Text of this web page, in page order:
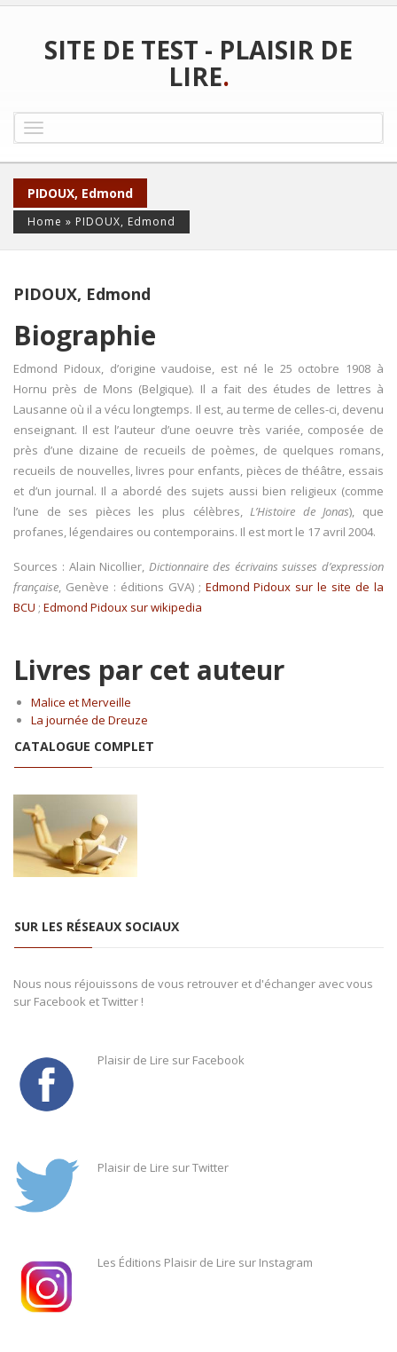
SITE DE TEST - PLAISIR DE
LIRE.
navigation
PIDOUX, Edmond
Home » PIDOUX, Edmond
PIDOUX, Edmond
Biographie
Edmond Pidoux, d’origine vaudoise, est né le 25 octobre 1908 à
Hornu près de Mons (Belgique). Il a fait des études de lettres à
Lausanne où il a vécu longtemps. Il est, au terme de celles-ci, devenu
enseignant. Il est l’auteur d’une oeuvre très variée, composée de
près d’une dizaine de recueils de poèmes, de quelques romans,
recueils de nouvelles, livres pour enfants, pièces de théâtre, essais
et d’un journal. Il a abordé des sujets aussi bien religieux (comme
l’une de ses pièces les plus célèbres,L’Histoire de Jonas), que
profanes, légendaires ou contemporains. Il est mort le 17 avril 2004.
Sources : Alain Nicollier, Dictionnaire des écrivains suisses d’expression
française, Genève : éditions GVA) ; Edmond Pidoux sur le site de la
BCU ; Edmond Pidoux sur wikipedia
Livres par cet auteur
Malice et Merveille
La journée de Dreuze
CATALOGUE COMPLET
SUR LES RÉSEAUX SOCIAUX
Nous nous réjouissons de vous retrouver et d'échanger avec vous
sur Facebook et Twitter !
Plaisir de Lire sur Facebook
Plaisir de Lire sur Twitter
Les Éditions Plaisir de Lire sur Instagram